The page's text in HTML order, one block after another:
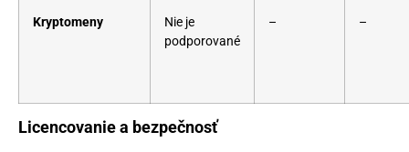
Kryptomeny
Nie je
podporované
– –
Licencovanie a bezpečnosť